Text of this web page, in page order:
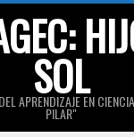
SOL
APRENDIZAJE EN
PILAR"